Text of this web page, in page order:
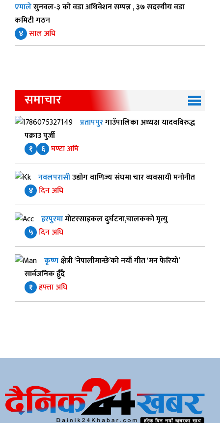
एमालेसुनवल-३ को वडा अधिवेशन सम्पन्न , ३७ सदस्यीय वडा
कमिटी गठन
४ साल अघि
समाचार
प्रतापपुरगाउँपालिका अध्यक्ष यादवविरुद्ध
पक्राउ पुर्जी
१
६ घण्टा अघि
नवलपरासीउद्योग वाणिज्य संघमा चार व्यवसायी मनोनीत
४ दिन अघि
हरपुरमामोटरसाइकल दुर्घटना,चालकको मृत्यु
५ दिन अघि
कृष्णक्षेत्री ‘नेपालीमान्छे’को नयाँ गीत ‘मन फेरियो’
सार्वजनिक हुँदै
१ हफ्ता अघि